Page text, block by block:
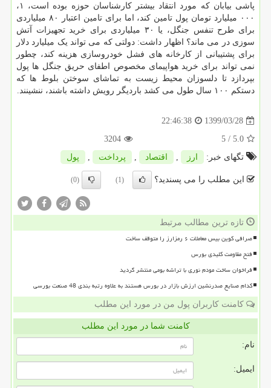
پاشی بیابان که مورد انتقاد بیشتر کارشناسان حوزه بوده است، ۱،
۰۰۰ میلیارد تومان پول تامین کند، اما برای تامین اعتبار ۸۰ میلیاردی
برای طرح تنفس جنگل، یا ۳۰ میلیاردی برای خرید تجهیزات آتش
سوزی در می ماند؟ اظهار داشت: دولتی که می تواند یک میلیارد دلار
برای پشتیبانی از کارخانه های فشل خودروسازی هزینه کند، چطور
نمی تواند برای خرید هواپیمای مخصوص اطفای حریق جنگل ها پول
بپردازد تا دلسوزان محیط زیست به تماشای سوختن بلوط ها که
دستکم ۱۰۰ سال طول می کشد باردیگر رویش داشته باشند، ننشینند.
1399/03/28
22:46:38
5.0
/ 5
3204
تگهای خبر:
ارز , اقتصاد , پرداخت , پول
این مطلب را می پسندید؟ (1)
(0)
تازه ترین مطالب مرتبط
صرافی کوین بیس معاملات ۶ رمزارز را متوقف ساخت
فتح مقاومت کلیدی بورس
فراخوان ساخت مودم نوری با تراشه بومی منتشر گردید
کدام صنایع صدرنشین ارزش بازار در بورس هستند به علاوه رتبه بندی 48 صنعت بورسی
کامنت کاربران پول من در مورد این مطلب
کامنت شما در مورد این مطلب
نام:
ایمیل: